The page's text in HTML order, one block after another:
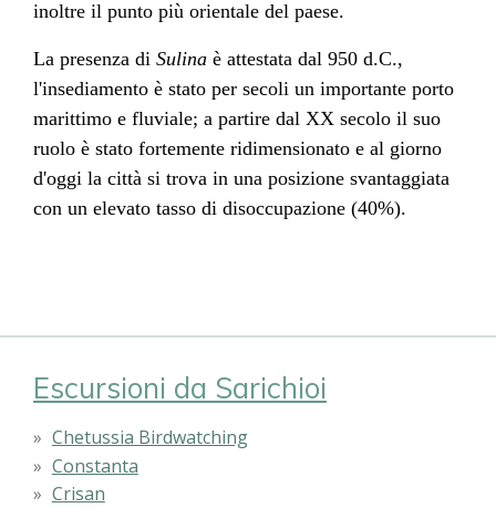
inoltre il punto più orientale del paese.
La presenza di Sulina è attestata dal 950 d.C.,
l'insediamento è stato per secoli un importante porto
marittimo e fluviale; a partire dal XX secolo il suo
ruolo è stato fortemente ridimensionato e al giorno
d'oggi la città si trova in una posizione svantaggiata
con un elevato tasso di disoccupazione (40%).
Escursioni da Sarichioi
Chetussia Birdwatching
Constanta
Crisan